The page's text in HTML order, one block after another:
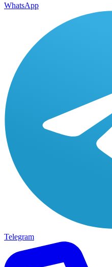
WhatsApp
Telegram